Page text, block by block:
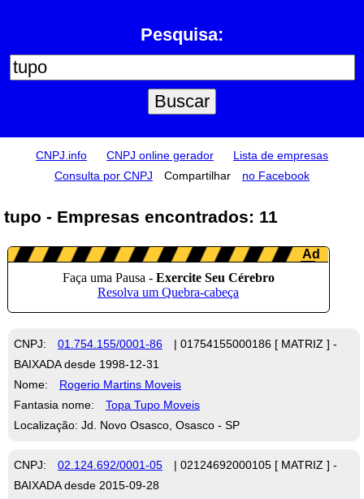
Pesquisa:
CNPJ.info CNPJ online gerador
Lista de empresas
Consulta por CNPJ
Compartilhar no Facebook
tupo - Empresas encontrados: 11
CNPJ: 01.754.155/0001-86
| 01754155000186 [ MATRIZ ] -
BAIXADA desde 1998-12-31
Nome:
Rogerio Martins Moveis
Fantasia nome:
Topa Tupo Moveis
Localização: Jd. Novo Osasco, Osasco - SP
CNPJ: 02.124.692/0001-05
| 02124692000105 [ MATRIZ ] -
BAIXADA desde 2015-09-28